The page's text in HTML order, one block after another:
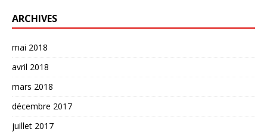
ARCHIVES
mai 2018
avril 2018
mars 2018
décembre 2017
juillet 2017